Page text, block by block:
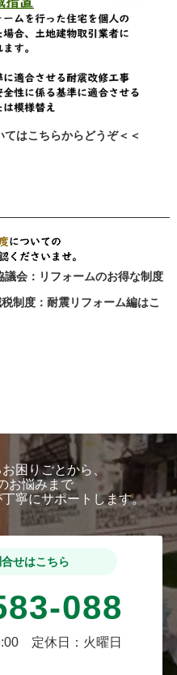
てはこちらからどうぞ＜＜
議会：リフォームのお得な制度
制度：耐震リフォーム編はこ
困りごとから、
お悩みまで
寧にサポートします。
せはこちら
088
定休日：火曜日